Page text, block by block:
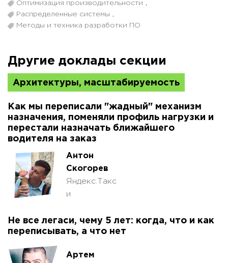
Оптимизация производительности ,
Распределенные системы ,
Методы и техника разработки ПО
Другие доклады секции
Архитектуры, масштабируемость
Как мы переписали "жадный" механизм
назначения, поменяли профиль нагрузки и
перестали назначать ближайшего
водителя на заказ
Антон
Скогорев
Яндекс.Такс
и
Не все легаси, чему 5 лет: когда, что и как
переписывать, а что нет
Артем